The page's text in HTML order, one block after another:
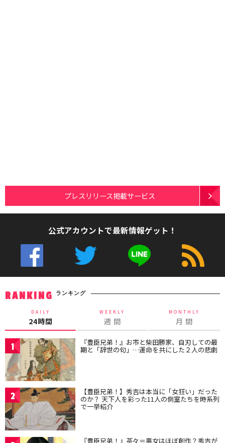
プレスリリース掲載サービス
公式アカウントで最新情報ゲット！
RANKING ランキング
DAILY
24時間
WEEKLY
週 間
MONTHLY
月 間
1 『豊臣兄弟！』お市と柴田勝家、自刃しての最
期と「辞世の句」…運命を共にした２人の悲劇
2 【豊臣兄弟！】秀吉は本当に「女狂い」だった
のか？ 天下人を彩った11人の側室たちを時系列
で一挙紹介
『豊臣兄弟！』茶々＝悪女はほぼ創作？秀吉が